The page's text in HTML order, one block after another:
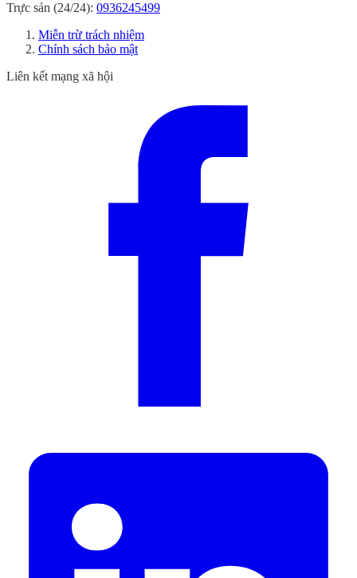
Trực sản (24/24): 0936245499
Miễn trừ trách nhiệm
Chính sách bảo mật
Liên kết mạng xã hội